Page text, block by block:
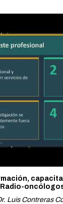
Luis Contreras